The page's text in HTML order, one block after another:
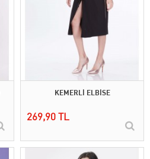
KEMERLİ ELBİSE
269,90 TL